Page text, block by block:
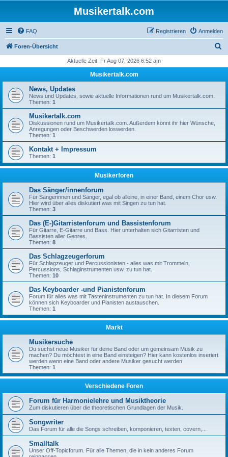
Musikertalk.com
FAQ Anmelden
Registrieren
Foren-Übersicht
h
Aktuelle Zeit: Fr Aug 07, 2026 6:52 am
Musikertalk.com
News, Updates
News und Updates, sowie aktuelle Informationen rund um Musikertalk.com.
Themen: 1
Musikertalk.com
Diskussionen rund um Musikertalk.com. Außerdem könnt ihr hier Wünsche,
Anregungen oder Beschwerden loswerden.
Themen: 1
Kontakt + Impressum
Themen: 1
Musikerforen
Das Sänger/innenforum
Für Sängerinnen und Sänger, egal ob alleine, in einer Band, einem Chor usw.
Hier wird über alles diskutiert was mit Singen zu tun hat.
Themen: 3
Das (E-)Gitarristenforum und Bassistenforum
Für Gitarre, E-Gitarre und Bass. Hier unterhalten sich Gitarristen und
Bassisten aller Genres.
Themen: 8
Das Schlagzeugerforum
Für Schlagzeuger und Percussionisten - alles was mit Trommeln,
Percussions, Schlaginstrumenten usw. zu tun hat.
Themen: 10
Das Keyboarder -und Pianistenforum
Forum für alles was mit Tasteninstrumenten zu tun hat. In diesem Forum
können sich Keyboarder und Pianisten austauschen.
Themen: 1
Markt
Musikersuche
Du suchst neue Musiker für deine Band oder um gemeinsam Musik zu
machen? Du möchtest in eine Band einsteigen? Hier kann kostenlos inseriert
werden wenn eine Band oder andere Musiker gesucht werden.
Themen: 1
Verschiedene Foren
Forum für Harmonielehre und Musiktheorie
Zum diskutieren über die theoretischen Grundlagen der Musik.
Songwriter
Das Forum für alle die Songs schreiben, komponieren, texten, covern,...
Smalltalk
Unser Off-Topicforum. Für alle Themen, die in kein anderes Forum